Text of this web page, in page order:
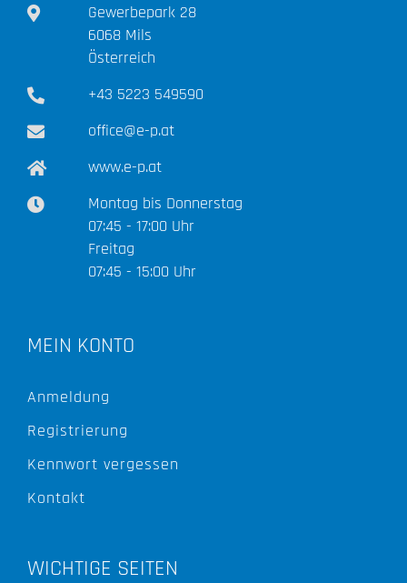
Gewerbepark 28
6068 Mils
Österreich
+43 5223 549590
office@e-p.at
www.e-p.at
Montag bis Donnerstag
07:45 - 17:00 Uhr
Freitag
07:45 - 15:00 Uhr
MEIN KONTO
Anmeldung
Registrierung
Kennwort vergessen
Kontakt
WICHTIGE SEITEN